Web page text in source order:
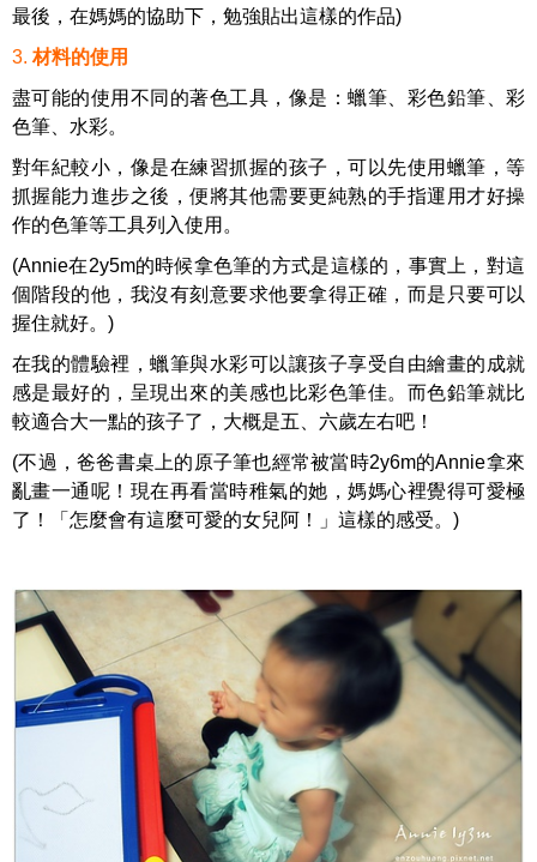
最後，在媽媽的協助下，勉強貼出這樣的作品)
3.材料的使用
盡可能的使用不同的著色工具，像是：蠟筆、彩色鉛筆、彩
色筆、水彩。
對年紀較小，像是在練習抓握的孩子，可以先使用蠟筆，等
抓握能力進步之後，便將其他需要更純熟的手指運用才好操
作的色筆等工具列入使用。
(Annie在2y5m的時候拿色筆的方式是這樣的，事實上，對這
個階段的他，我沒有刻意要求他要拿得正確，而是只要可以
握住就好。)
在我的體驗裡，蠟筆與水彩可以讓孩子享受自由繪畫的成就
感是最好的，呈現出來的美感也比彩色筆佳。 而色鉛筆就比
較適合大一點的孩子了，大概是五、六歲左右吧！
(不過，爸爸書桌上的原子筆也經常被當時2y6m的Annie拿來
亂畫一通呢！現在再看當時稚氣的她，媽媽心裡覺得可愛極
了！「怎麼會有這麼可愛的女兒阿！」這樣的感受。)